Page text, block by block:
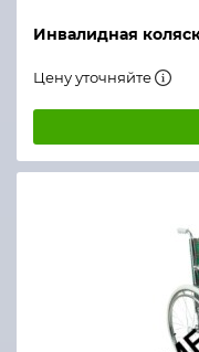
Инвалидная
Цену уточняйте